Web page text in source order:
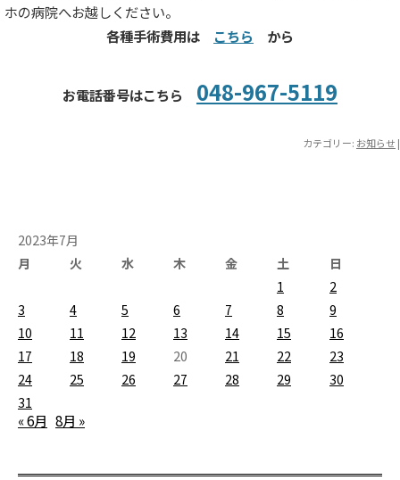
ホの病院へお越しください。
各種手術費用は こちら から
お電話番号はこちら 048-967-5119
カテゴリー: お知らせ |
2023年7月
月
火 水 木 金 土
日
1
2
3
4 5 6 7 8
9
10
11 12 13 14 15
16
17
18 19 20 21 22
23
24
25 26 27 28 29
30
31
« 6月 8月 »